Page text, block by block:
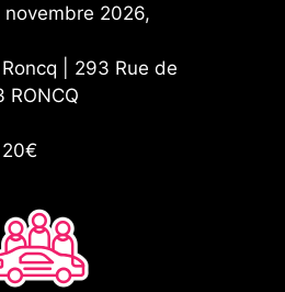
2026,
| 293 Rue de
RONCQ